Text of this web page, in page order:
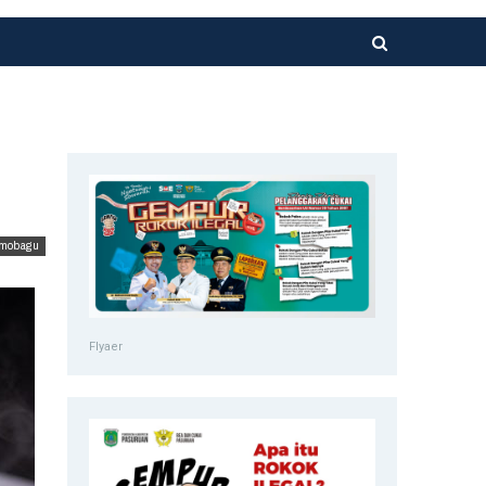
Flyaer